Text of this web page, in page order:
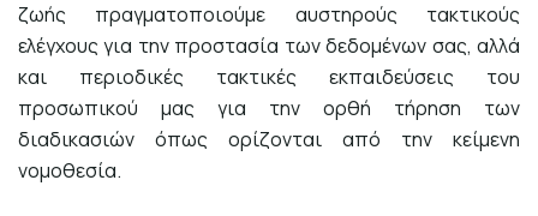
ζωής πραγματοποιούμε αυστηρούς τακτικούς
ελέγχους για την προστασία των δεδομένων σας, αλλά
και περιοδικές τακτικές εκπαιδεύσεις του
προσωπικού μας για την ορθή τήρηση των
διαδικασιών όπως ορίζονται από την κείμενη
νομοθεσία.